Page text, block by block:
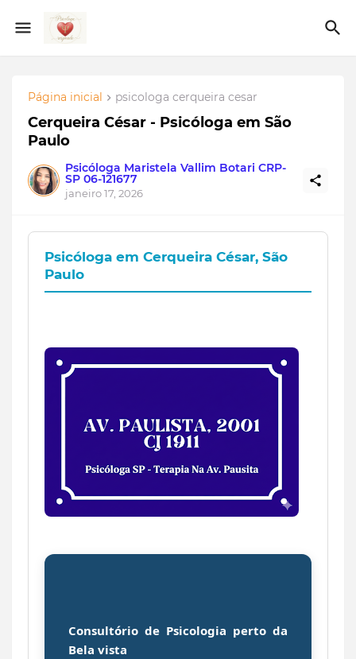
Página inicial psicologa cerqueira cesar
Cerqueira César - Psicóloga em São
Paulo
Psicóloga Maristela Vallim Botari CRP-
SP 06-121677
janeiro 17, 2026
Psicóloga em Cerqueira César, São
Paulo
Consultório de Psicologia perto da
Bela vista